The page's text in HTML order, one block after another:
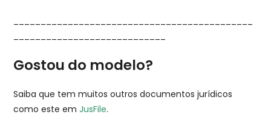
Gostou do modelo?
Saiba que tem muitos outros documentos jurídicos
como este emJusFile.